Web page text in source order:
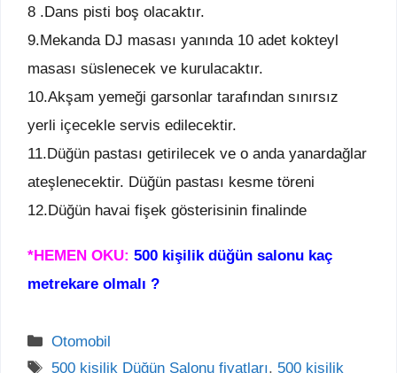
8 .Dans pisti boş olacaktır.
9.Mekanda DJ masası yanında 10 adet kokteyl
masası süslenecek ve kurulacaktır.
10.Akşam yemeği garsonlar tarafından sınırsız
yerli içecekle servis edilecektir.
11.Düğün pastası getirilecek ve o anda yanardağlar
ateşlenecektir. Düğün pastası kesme töreni
12.Düğün havai fişek gösterisinin finalinde
*HEMEN OKU: 500 kişilik düğün salonu kaç
metrekare olmalı ?
Kategoriler
Otomobil
Etiketler
500 kişilik Düğün Salonu fiyatları, 500 kişilik